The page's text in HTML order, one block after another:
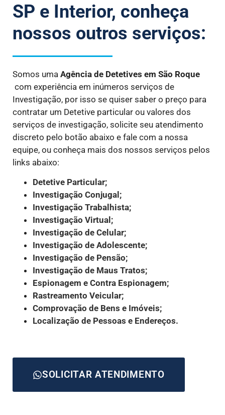
SP e Interior, conheça
nossos outros serviços:
Somos uma Agência de Detetives em São Roque
com experiência em inúmeros serviços de
Investigação, por isso se quiser saber o preço para
contratar um Detetive particular ou valores dos
serviços de investigação, solicite seu atendimento
discreto pelo botão abaixo e fale com a nossa
equipe, ou conheça mais dos nossos serviços pelos
links abaixo:
Detetive Particular;
Investigação Conjugal;
Investigação Trabalhista;
Investigação Virtual;
Investigação de Celular;
Investigação de Adolescente;
Investigação de Pensão;
Investigação de Maus Tratos;
Espionagem e Contra Espionagem;
Rastreamento Veicular;
Comprovação de Bens e Imóveis;
Localização de Pessoas e Endereços.
SOLICITAR ATENDIMENTO